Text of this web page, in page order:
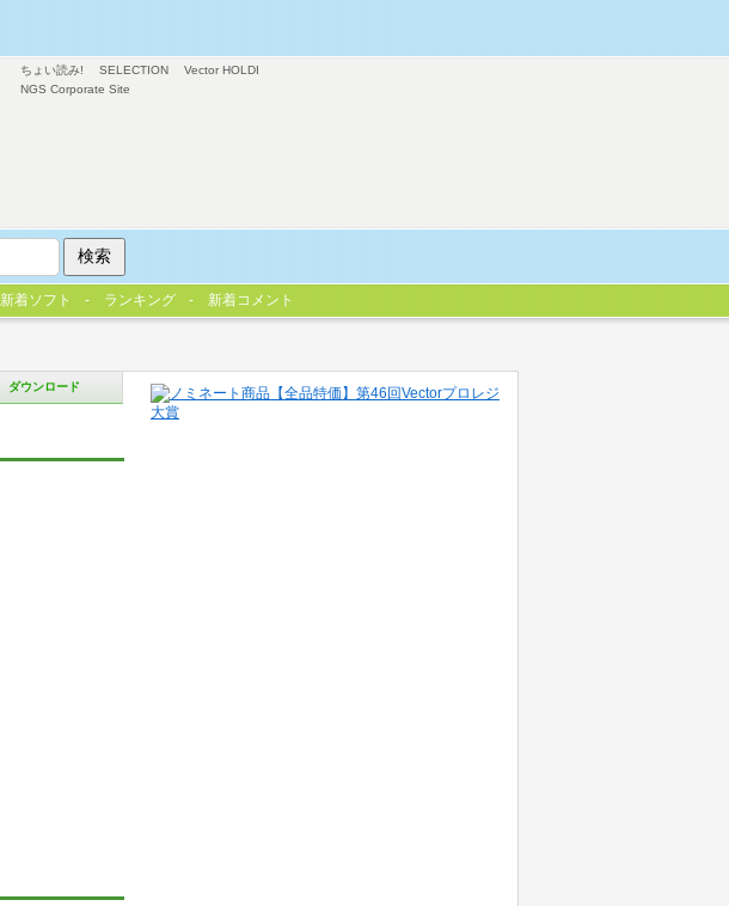
ダウンロード
ちょい読み! SELECTION
Vector HOLDI
NGS Corporate Site
新着ソフト ランキング 新着コメント